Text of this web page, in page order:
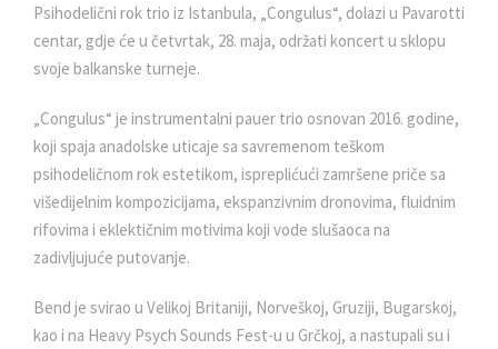
Psihodelični rok trio iz Istanbula, „Congulus“, dolazi u Pavarotti
centar, gdje će u četvrtak, 28. maja, održati koncert u sklopu
svoje balkanske turneje.
„Congulus“ je instrumentalni pauer trio osnovan 2016. godine,
koji spaja anadolske uticaje sa savremenom teškom
psihodeličnom rok estetikom, ispreplićući zamršene priče sa
višedijelnim kompozicijama, ekspanzivnim dronovima, fluidnim
rifovima i eklektičnim motivima koji vode slušaoca na
zadivljujuće putovanje.
Bend je svirao u Velikoj Britaniji, Norveškoj, Gruziji, Bugarskoj,
kao i na Heavy Psych Sounds Fest-u u Grčkoj, a nastupali su i